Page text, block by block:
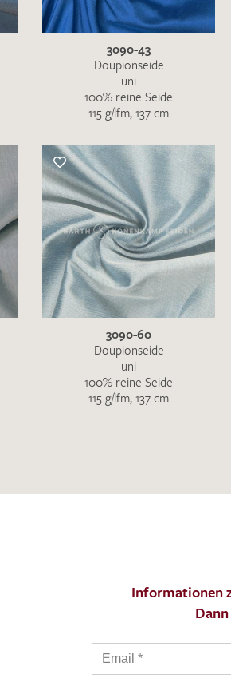
3090-43
Doupionseide
uni
100% reine Seide
115 g/lfm, 137 cm
3090-60
Doupionseide
uni
100% reine Seide
115 g/lfm, 137 cm
Informationen